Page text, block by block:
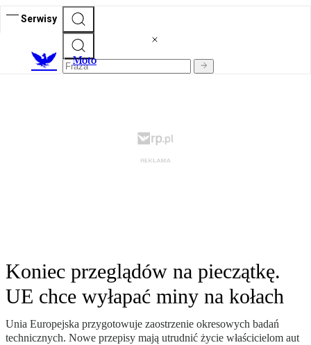
Serwisy
Moto
Koniec przeglądów na pieczątkę.
UE chce wyłapać miny na kołach
Unia Europejska przygotowuje zaostrzenie okresowych badań
technicznych. Nowe przepisy mają utrudnić życie właścicielom aut